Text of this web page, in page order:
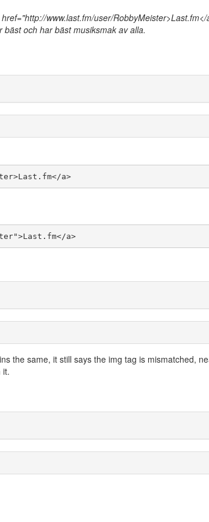
www.last.fm/user/RobbyMeister>Last.fm</
och har bäst musiksmak av alla.
a>
a>
the same, it still says the img tag is mismatched,
it.